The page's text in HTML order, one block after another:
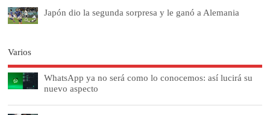
Japón dio la segunda sorpresa y le ganó a Alemania
Varios
WhatsApp ya no será como lo conocemos: así lucirá su
nuevo aspecto